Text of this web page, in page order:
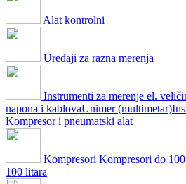
Alat kontrolni
Uređaji za razna merenja
Instrumenti za merenje el.
napona i kablovaUnimer (multimetar)
Kompresor i pneumatski alat
Kompresori Kompresori do
100 litara